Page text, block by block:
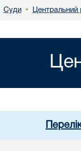
Суди • Центральний